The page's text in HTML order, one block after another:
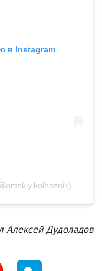
в Instagram
Алексей Дудоладов